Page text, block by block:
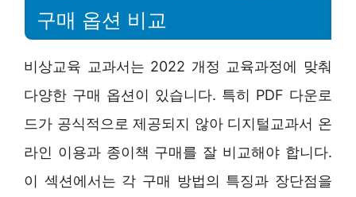
구매 옵션 비교
비상교육 교과서는 2022 개정 교육과정에 맞춰
다양한 구매 옵션이 있습니다. 특히 PDF 다운로
드가 공식적으로 제공되지 않아 디지털교과서 온
라인 이용과 종이책 구매를 잘 비교해야 합니다.
이 섹션에서는 각 구매 방법의 특징과 장단점을